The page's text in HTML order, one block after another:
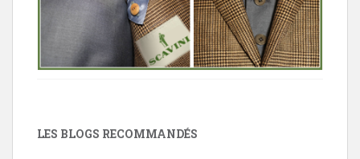
LES BLOGS RECOMMANDÉS